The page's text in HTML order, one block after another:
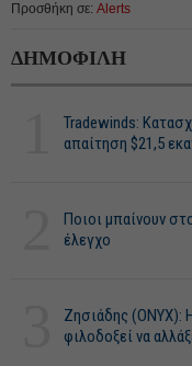
Προσθήκη σε: Alerts
ΔΗΜΟΦΙΛΗ
Tradewinds:
απαίτηση $21,5
Ποιοι μπαίνουν
έλεγχο
Ζησιάδης (ONYX):
φιλοδοξεί να